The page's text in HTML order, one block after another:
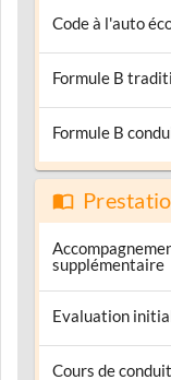
Code à l'auto
Formule B
Formule B
supplémentaire
Evaluation
Cours de